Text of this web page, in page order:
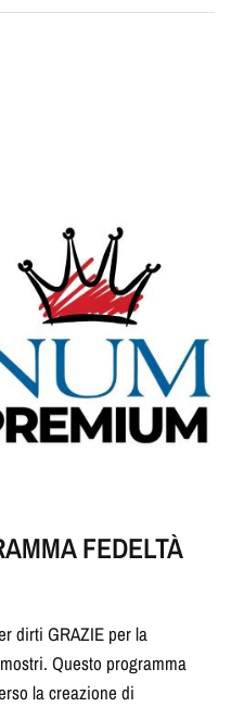
FEDELTÀ
dirti GRAZIE per la
Questo programma
la creazione di